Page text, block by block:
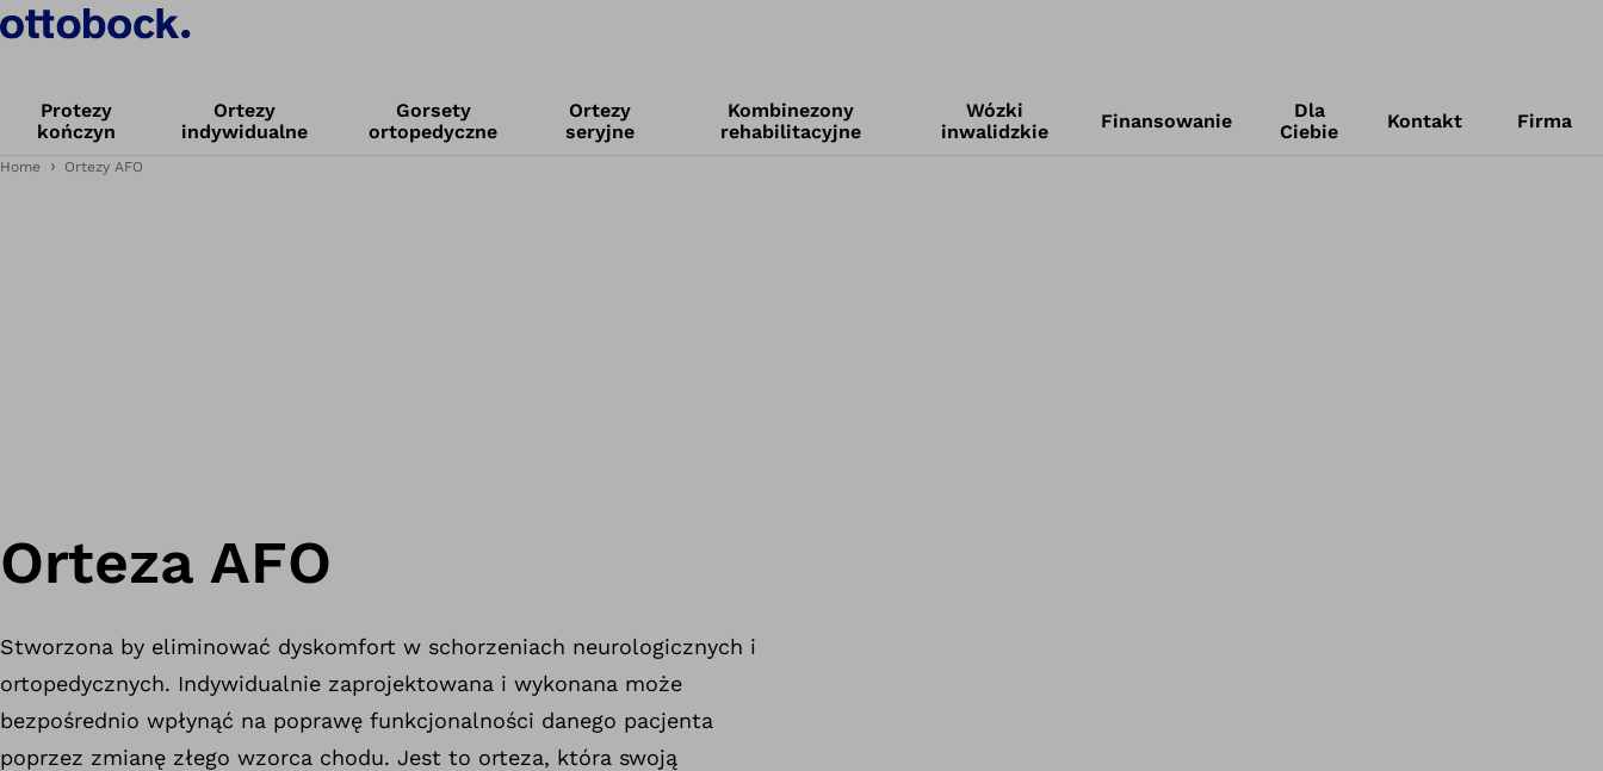
Protezy
kończyn
Ortezy
indywidualne
Gorsety
ortopedyczne
Ortezy
seryjne
Kombinezony
rehabilitacyjne
Wózki
inwalidzkie
Finansowanie
Dla
Ciebie
Kontakt Firma
Home Ortezy AFO
Orteza AFO
Stworzona by eliminować dyskomfort w schorzeniach neurologicznych i
ortopedycznych. Indywidualnie zaprojektowana i wykonana może
bezpośrednio wpłynąć na poprawę funkcjonalności danego pacjenta
poprzez zmianę złego wzorca chodu. Jest to orteza, która swoją